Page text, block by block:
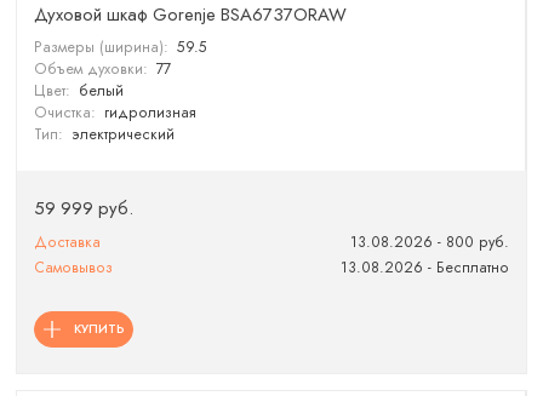
Духовой шкаф Gorenje BSA6737ORAW
Размеры (ширина): 59.5
Объем духовки: 77
Цвет: белый
Очистка: гидролизная
Тип: электрический
59 999 руб.
Доставка
13.08.2026 - 800 руб.
Самовывоз
13.08.2026 - Бесплатно
КУПИТЬ